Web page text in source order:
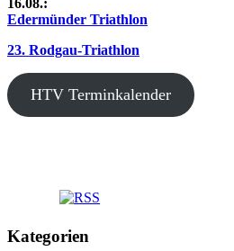
Edermünder Triathlon
23. Rodgau-Triathlon
HTV Terminkalender
Kategorien